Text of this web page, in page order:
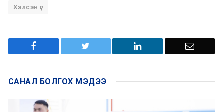
Хэлсэн үг
САНАЛ БОЛГОХ МЭДЭЭ